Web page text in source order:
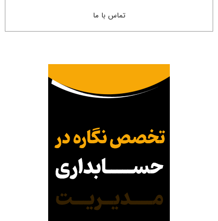
تماس با ما